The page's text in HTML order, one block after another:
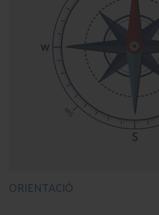
ORIENTACIÓ